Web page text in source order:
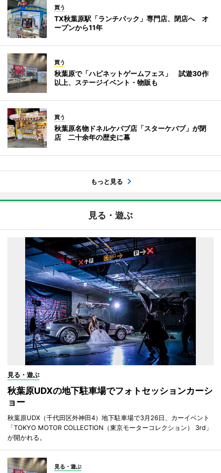
買う
TX秋葉原駅「ランチパック」専門店、閉店へ オ
ープンから11年
買う
秋葉原で「ハピネットゲームフェス」 試遊30作
以上、ステージイベント・物販も
買う
秋葉原名物ドネルケバブ店「スターケバブ」が閉
店 二十余年の歴史に幕
もっと見る
見る・遊ぶ
見る・遊ぶ
秋葉原UDXの地下駐車場でフォトセッションカーシ
ョー
秋葉原UDX（千代田区外神田4）地下駐車場で3月26日、カーイベント
「TOKYO MOTOR COLLECTION（東京モーターコレクション） 3rd」
が開かれる。
見る・遊ぶ